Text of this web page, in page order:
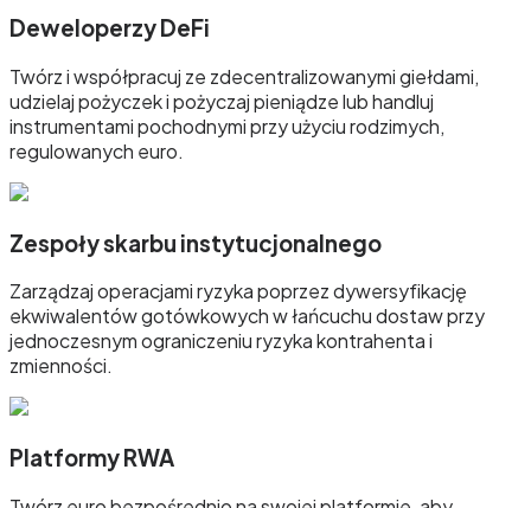
Deweloperzy DeFi
Twórz i współpracuj ze zdecentralizowanymi giełdami,
udzielaj pożyczek i pożyczaj pieniądze lub handluj
instrumentami pochodnymi przy użyciu rodzimych,
regulowanych euro.
Zespoły skarbu instytucjonalnego
Zarządzaj operacjami ryzyka poprzez dywersyfikację
ekwiwalentów gotówkowych w łańcuchu dostaw przy
jednoczesnym ograniczeniu ryzyka kontrahenta i
zmienności.
Platformy RWA